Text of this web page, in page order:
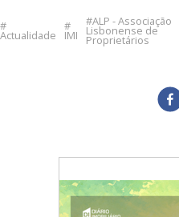
Actualidade IMI
ALP - Associação
Lisbonense de
Proprietários